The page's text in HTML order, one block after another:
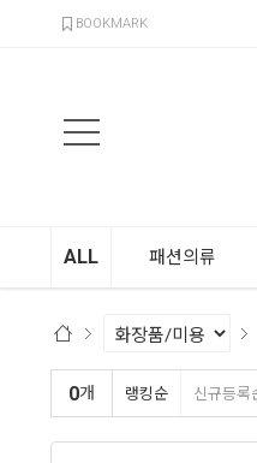
BOOKMARK
ALL 패션의류
0개 랭킹순 신규등록